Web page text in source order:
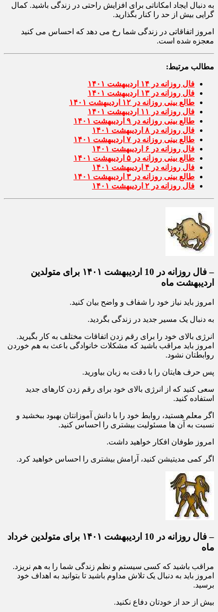
به دنبال ایجاد امکاناتی برای افزایش راحتی در زندگی باشید. کمال
گرایی بیش از حد را کنار بگذارید.
امروز اتفاقاتی در زندگی شما رخ می دهد که احساس می کنید
معجزه شده است.
مطالب مرتبط:
فال روزانه در ۱۴ اردیبهشت ۱۴۰۱
فال روزانه در ۱۳ اردیبهشت ۱۴۰۱
طالع بینی روزانه در ۱۲ اردیبهشت ۱۴۰۱
فال روزانه در ۱۱ اردیبهشت ۱۴۰۱
طالع بینی روزانه در ۹ اردیبهشت ۱۴۰۱
فال روزانه در ۸ اردیبهشت ۱۴۰۱
طالع بینی روزانه در ۷ اردیبهشت ۱۴۰۱
فال روزانه در ۶ اردیبهشت ۱۴۰۱
طالع بینی روزانه در ۵ اردیبهشت ۱۴۰۱
فال روزانه در ۴ اردیبهشت ۱۴۰۱
طالع بینی روزانه در ۳ اردیبهشت ۱۴۰۱
فال روزانه در ۲ اردیبهشت ۱۴۰۱
– فال روزانه در 10 اردیبهشت ۱۴۰۱ برای متولدین
اردیبهشت ماه
امروز باید نیاز خود را شفاف و واضح بیان کنید.
به دنبال یک مسیر جدید در زندگی بگردید.
انرژی بالای خود را برای رقم زدن اتفاقات مختلف به کار بگیرید.
امروز باید مراقب باشید که مشکلات خانوادگی باعث به هم خوردن
روابطتان نشود.
پس حرف هایتان را با دقت به زبان بیاورید.
سعی کنید که از انرژی بالای خود برای رقم زدن کارهای جدید
استفاده کنید.
اگر معلم هستید، روابط خود را با دانش آموزانتان بهبود ببخشید و
نسبت به آن ها مسئولیت بیشتری را احساس کنید.
امروز طوفان افکار خواهید داشت.
اگر کمی مدیتیشن کنید، آرامش بیشتری را احساس خواهید کرد.
– فال روزانه در 10 اردیبهشت ۱۴۰۱ برای متولدین خرداد
ماه
مراقب باشید که کسی سیستم و نظم زندگی شما را به هم نریزد.
امروز باید به دنبال یک تلاش مداوم باشید تا بتوانید به اهداف خود
برسید.
بیش از حد از خودتان دفاع نکنید.